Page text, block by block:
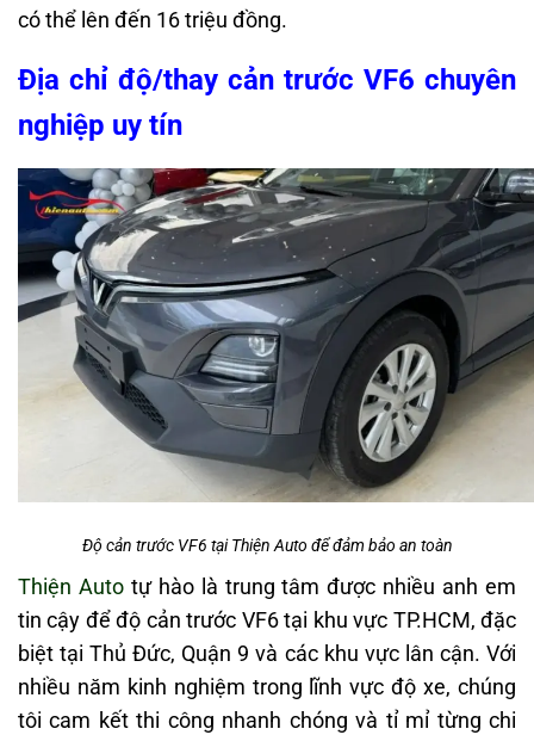
có thể lên đến 16 triệu đồng.
Địa chỉ độ/thay cản trước VF6 chuyên
nghiệp uy tín
Độ cản trước VF6 tại Thiện Auto để đảm bảo an toàn
Thiện Autotự hào là trung tâm được nhiều anh em
tin cậy để độ cản trước VF6 tại khu vực TP.HCM, đặc
biệt tại Thủ Đức, Quận 9 và các khu vực lân cận. Với
nhiều năm kinh nghiệm trong lĩnh vực độ xe, chúng
tôi cam kết thi công nhanh chóng và tỉ mỉ từng chi